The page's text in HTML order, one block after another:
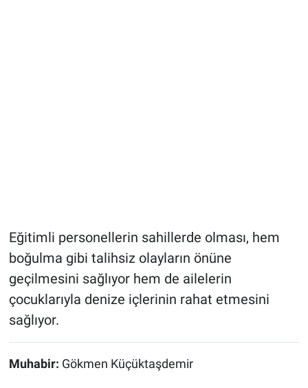
Eğitimli personellerin sahillerde olması, hem
boğulma gibi talihsiz olayların önüne
geçilmesini sağlıyor hem de ailelerin
çocuklarıyla denize içlerinin rahat etmesini
sağlıyor.
Muhabir: Gökmen Küçüktaşdemir